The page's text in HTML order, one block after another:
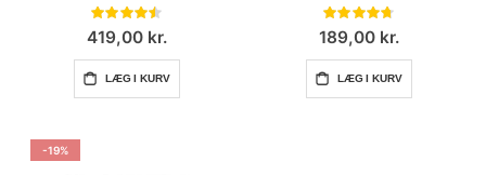
Bedømmelse:
419,00 kr.
LÆG I KURV
Bedømmelse:
189,00 kr.
LÆG I KURV
-19%